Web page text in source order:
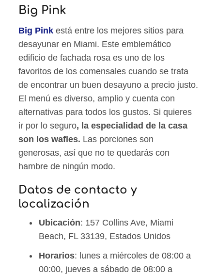
Big Pink
Big Pink está entre los mejores sitios para
desayunar en Miami. Este emblemático
edificio de fachada rosa es uno de los
favoritos de los comensales cuando se trata
de encontrar un buen desayuno a precio justo.
El menú es diverso, amplio y cuenta con
alternativas para todos los gustos. Si quieres
ir por lo seguro, la especialidad de la casa
son los wafles. Las porciones son
generosas, así que no te quedarás con
hambre de ningún modo.
Datos de contacto y
localización
Ubicación: 157 Collins Ave, Miami
Beach, FL 33139, Estados Unidos
Horarios: lunes a miércoles de 08:00 a
00:00, jueves a sábado de 08:00 a